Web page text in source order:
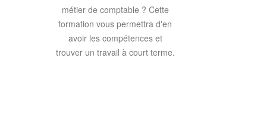
métier de comptable ? Cette
formation vous permettra d'en
avoir les compétences et
trouver un travail à court terme.